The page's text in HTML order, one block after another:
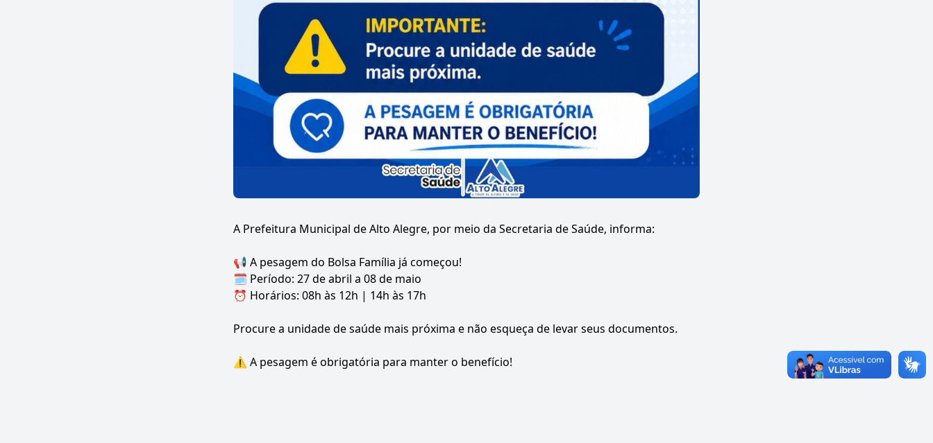
A Prefeitura Municipal de Alto Alegre, por meio da Secretaria de Saúde, informa:
📢 A pesagem do Bolsa Família já começou!
🗓️ Período: 27 de abril a 08 de maio
⏰ Horários: 08h às 12h | 14h às 17h
Procure a unidade de saúde mais próxima e não esqueça de levar seus documentos.
⚠️ A pesagem é obrigatória para manter o benefício!